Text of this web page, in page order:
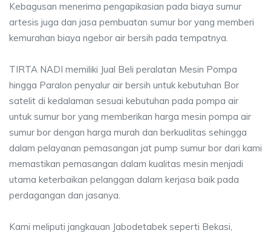
Kebagusan menerima pengapikasian pada biaya sumur
artesis juga dan jasa pembuatan sumur bor yang memberi
kemurahan biaya ngebor air bersih pada tempatnya.
TIRTA NADI memiliki Jual Beli peralatan Mesin Pompa
hingga Paralon penyalur air bersih untuk kebutuhan Bor
satelit di kedalaman sesuai kebutuhan pada pompa air
untuk sumur bor yang memberikan harga mesin pompa air
sumur bor dengan harga murah dan berkualitas sehingga
dalam pelayanan pemasangan jat pump sumur bor dari kami
memastikan pemasangan dalam kualitas mesin menjadi
utama keterbaikan pelanggan dalam kerjasa baik pada
perdagangan dan jasanya.
Kami meliputi jangkauan Jabodetabek seperti Bekasi,